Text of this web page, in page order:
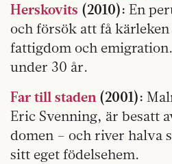
Herskovits (2010): En
och försök att få
fattig­dom och
under 30 år.
Far till staden(2001):
Eric Svenning, är besatt
domen – och river halva
sitt eget födelsehem.